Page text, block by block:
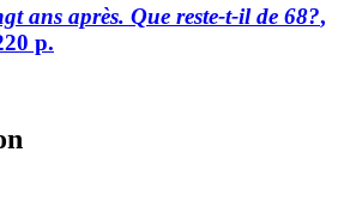
ans après. Que reste-t-il de 68?,
p.